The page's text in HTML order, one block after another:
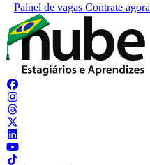
Painel de vagas Contrate agora